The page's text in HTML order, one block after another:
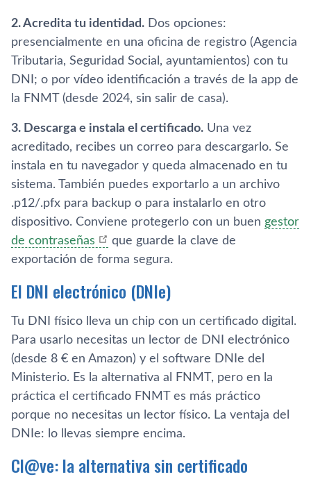
2. Acredita tu identidad. Dos opciones:
presencialmente en una oficina de registro (Agencia
Tributaria, Seguridad Social, ayuntamientos) con tu
DNI; o por vídeo identificación a través de la app de
la FNMT (desde 2024, sin salir de casa).
3. Descarga e instala el certificado. Una vez
acreditado, recibes un correo para descargarlo. Se
instala en tu navegador y queda almacenado en tu
sistema. También puedes exportarlo a un archivo
.p12/.pfx para backup o para instalarlo en otro
dispositivo. Conviene protegerlo con un buen gestor
de contraseñas
que guarde la clave de
exportación de forma segura.
El DNI electrónico (DNIe)
Tu DNI físico lleva un chip con un certificado digital.
Para usarlo necesitas un lector de DNI electrónico
(desde 8 € en Amazon) y el software DNIe del
Ministerio. Es la alternativa al FNMT, pero en la
práctica el certificado FNMT es más práctico
porque no necesitas un lector físico. La ventaja del
DNIe: lo llevas siempre encima.
Cl@ve: la alternativa sin certificado